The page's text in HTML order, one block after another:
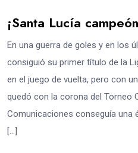
¡Santa Lucía
En una guerra de goles y en los
consiguió su primer título de la
en el juego de vuelta, pero con
quedó con la corona del Torneo
Comunicaciones conseguía una
[…]